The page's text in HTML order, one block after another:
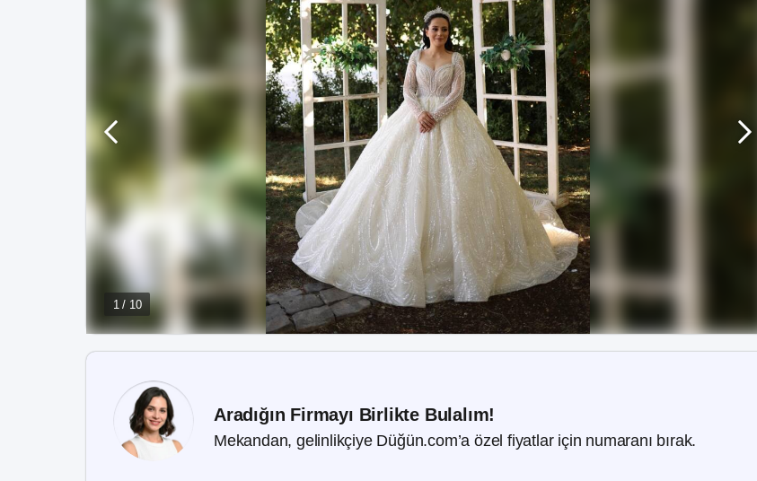
1 / 10
Aradığın Firmayı Birlikte Bulalım!
Mekandan, gelinlikçiye Düğün.com’a özel fiyatlar için numaranı bırak.